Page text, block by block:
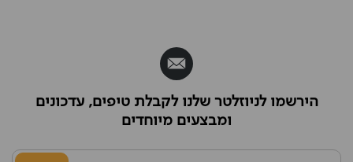
הירשמו לניוזלטר שלנו לקבלת טיפים, עדכונים
ומבצעים מיוחדים